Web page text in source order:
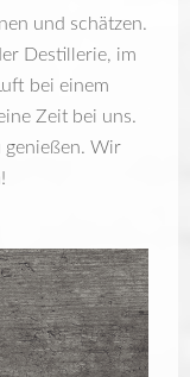
und schätzen.
Destillerie, im
bei einem
Zeit bei uns.
genießen. Wir